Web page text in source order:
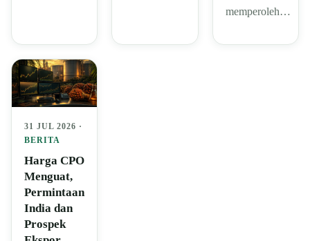
memperoleh…
31 JUL 2026 ·
BERITA
Harga CPO
Menguat,
Permintaan
India dan
Prospek